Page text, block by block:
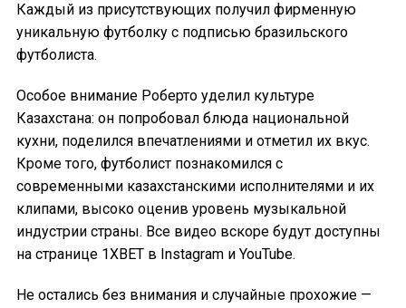
Каждый из присутствующих получил фирменную
уникальную футболку с подписью бразильского
футболиста.
Особое внимание Роберто уделил культуре
Казахстана: он попробовал блюда национальной
кухни, поделился впечатлениями и отметил их вкус.
Кроме того, футболист познакомился с
современными казахстанскими исполнителями и их
клипами, высоко оценив уровень музыкальной
индустрии страны. Все видео вскоре будут доступны
на странице 1XBET в Instagram и YouTube.
Не остались без внимания и случайные прохожие —